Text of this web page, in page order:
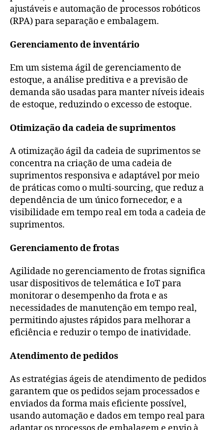
ajustáveis e automação de processos robóticos
(RPA) para separação e embalagem.
Gerenciamento de inventário
Em um sistema ágil de gerenciamento de
estoque, a análise preditiva e a previsão de
demanda são usadas para manter níveis ideais
de estoque, reduzindo o excesso de estoque.
Otimização da cadeia de suprimentos
A otimização ágil da cadeia de suprimentos se
concentra na criação de uma cadeia de
suprimentos responsiva e adaptável por meio
de práticas como o multi-sourcing, que reduz a
dependência de um único fornecedor, e a
visibilidade em tempo real em toda a cadeia de
suprimentos.
Gerenciamento de frotas
Agilidade no gerenciamento de frotas significa
usar dispositivos de telemática e IoT para
monitorar o desempenho da frota e as
necessidades de manutenção em tempo real,
permitindo ajustes rápidos para melhorar a
eficiência e reduzir o tempo de inatividade.
Atendimento de pedidos
As estratégias ágeis de atendimento de pedidos
garantem que os pedidos sejam processados e
enviados da forma mais eficiente possível,
usando automação e dados em tempo real para